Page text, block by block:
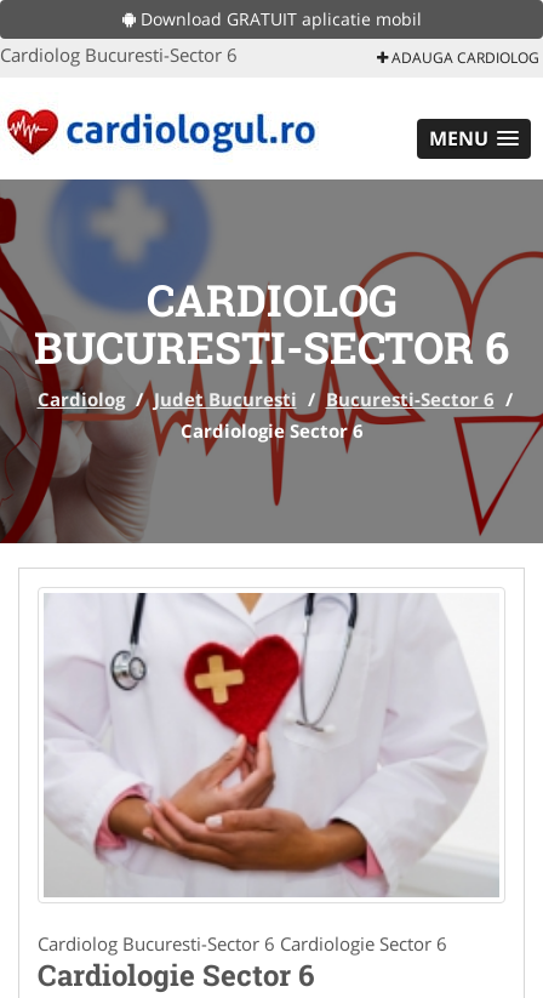
Download GRATUIT aplicatie mobil
Cardiolog Bucuresti-Sector 6 ADAUGA CARDIOLOG
MENU
CARDIOLOG
BUCURESTI-SECTOR 6
Cardiolog / Judet Bucuresti / Bucuresti-Sector 6 /
Cardiologie Sector 6
Cardiolog Bucuresti-Sector 6 Cardiologie Sector 6
Cardiologie Sector 6